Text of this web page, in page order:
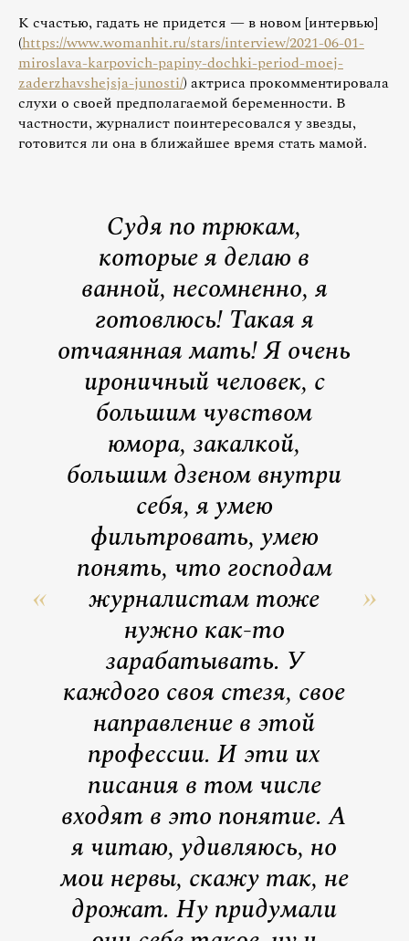
К счастью, гадать не придется — в новом [интервью]
(https://www.womanhit.ru/stars/interview/2021-06-01-
miroslava-karpovich-papiny-dochki-period-moej-
zaderzhavshejsja-junosti/) актриса прокомментировала
слухи о своей предполагаемой беременности. В
частности, журналист поинтересовался у звезды,
готовится ли она в ближайшее время стать мамой.
Судя по трюкам,
которые я делаю в
ванной, несомненно, я
готовлюсь! Такая я
отчаянная мать! Я очень
ироничный человек, с
большим чувством
юмора, закалкой,
большим дзеном внутри
себя, я умею
фильтровать, умею
понять, что господам
журналистам тоже
нужно как-то
зарабатывать. У
каждого своя стезя, свое
направление в этой
профессии. И эти их
писания в том числе
входят в это понятие. А
я читаю, удивляюсь, но
мои нервы, скажу так, не
дрожат. Ну придумали